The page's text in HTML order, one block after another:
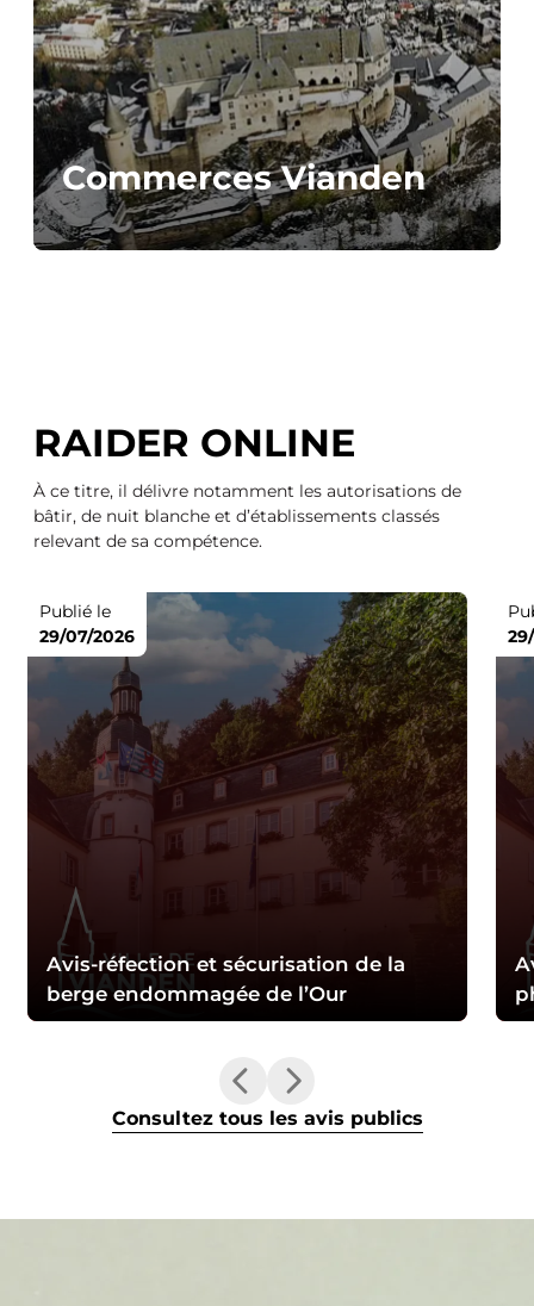
Commerces Vianden
RAIDER ONLINE
À ce titre, il délivre notamment les autorisations de
bâtir, de nuit blanche et d’établissements classés
relevant de sa compétence.
Publié le
29/07/2026
Avis-réfection et sécurisation de la
berge endommagée de l’Our
Consultez tous les avis publics